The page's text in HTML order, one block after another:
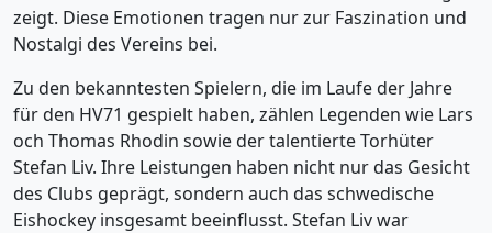
zeigt. Diese Emotionen tragen nur zur Faszination und
Nostalgi des Vereins bei.
Zu den bekanntesten Spielern, die im Laufe der Jahre
für den HV71 gespielt haben, zählen Legenden wie Lars
och Thomas Rhodin sowie der talentierte Torhüter
Stefan Liv. Ihre Leistungen haben nicht nur das Gesicht
des Clubs geprägt, sondern auch das schwedische
Eishockey insgesamt beeinflusst. Stefan Liv war